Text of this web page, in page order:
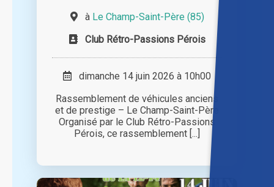
à Le Champ-Saint-Père (85)
Club Rétro-Passions Pérois
dimanche 14 juin 2026 à 10h00
Rassemblement de véhicules anciens
et de prestige – Le Champ-Saint-Père
Organisé par le Club Rétro-Passions
Pérois, ce rassemblement [...]